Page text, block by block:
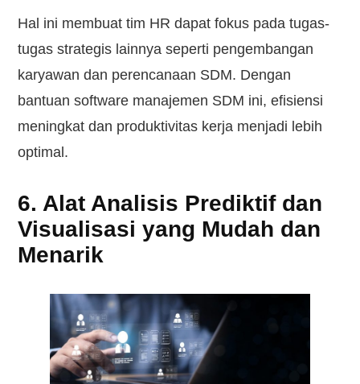
Hal ini membuat tim HR dapat fokus pada tugas-
tugas strategis lainnya seperti pengembangan
karyawan dan perencanaan SDM. Dengan
bantuan software manajemen SDM ini, efisiensi
meningkat dan produktivitas kerja menjadi lebih
optimal.
6. Alat Analisis Prediktif dan
Visualisasi yang Mudah dan
Menarik